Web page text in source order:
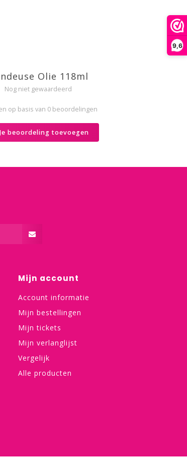
9,6
Olie 118ml
Nog niet gewaardeerd
op basis van 0 beoordelingen
Je beoordeling toevoegen
Mijn account
Account informatie
Mijn bestellingen
Mijn tickets
Mijn verlanglijst
Vergelijk
Alle producten